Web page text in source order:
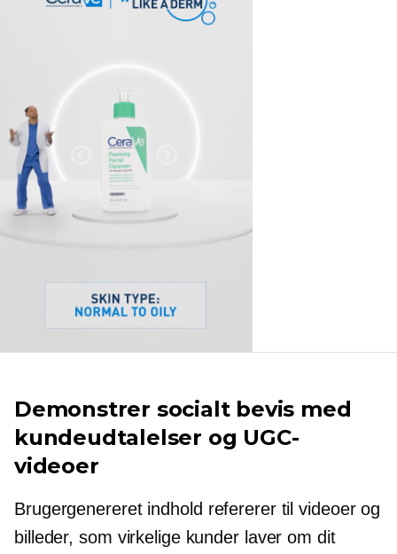
Demonstrer socialt bevis med
kundeudtalelser og UGC-
videoer
Brugergenereretindhold refererer til videoer og
billeder, som virkelige kunder laver om dit